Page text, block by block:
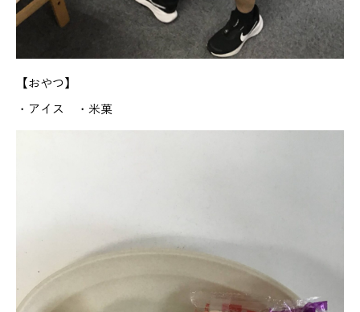
【おやつ】
・アイス ・米菓